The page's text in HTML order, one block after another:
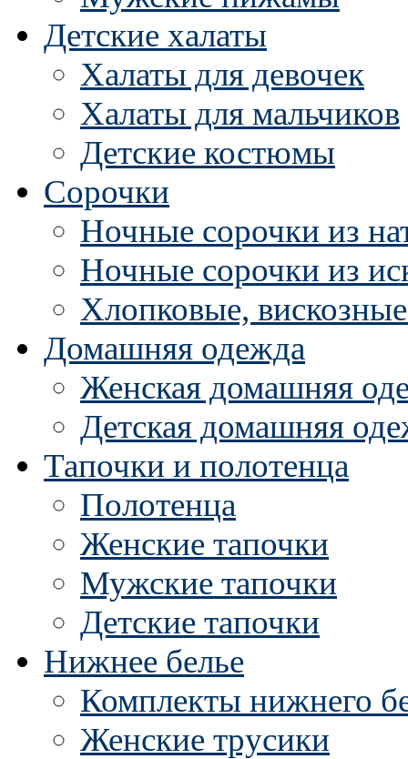
Детские халаты
Халаты для девочек
Халаты для мальчиков
Детские костюмы
Сорочки
Ночные сорочки из
Ночные сорочки из
Хлопковые,
Домашняя одежда
Женская домашняя
Детская домашняя
Тапочки и полотенца
Полотенца
Женские тапочки
Мужские тапочки
Детские тапочки
Нижнее белье
Комплекты нижнего
Женские трусики